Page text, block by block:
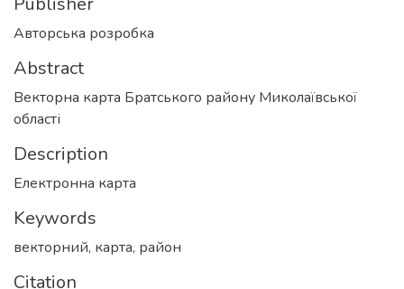
Авторська розробка
Abstract
Векторна карта Братського району Миколаївської
області
Description
Електронна карта
Keywords
векторний, карта, район
Citation